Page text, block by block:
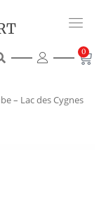
0
– Lac des Cygnes